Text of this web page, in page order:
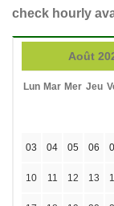
check hourly
Août
Lun Mar Mer Jeu
03 04 05 06
10 11 12 13